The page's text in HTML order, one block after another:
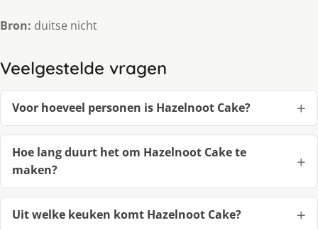
Bron: duitse nicht
Veelgestelde vragen
Voor hoeveel personen is Hazelnoot Cake?
Hoe lang duurt het om Hazelnoot Cake te
maken?
Uit welke keuken komt Hazelnoot Cake?